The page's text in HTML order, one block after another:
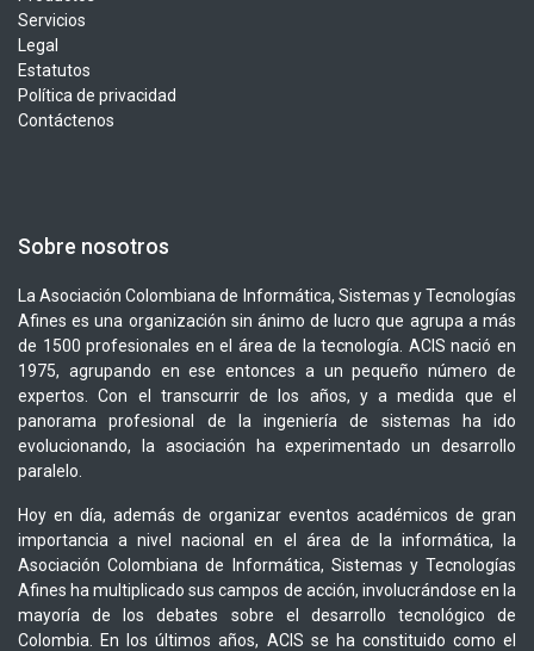
Servicios
Legal
Estatutos
Política de privacidad
Contáctenos
Sobre nosotros
La Asociación Colombiana de Informática, Sistemas y Tecnologías
Afines es una organización sin ánimo de lucro que agrupa a más
de 1500 profesionales en el área de la tecnología. ACIS nació en
1975, agrupando en ese entonces a un pequeño número de
expertos. Con el transcurrir de los años, y a medida que el
panorama profesional de la ingeniería de sistemas ha ido
evolucionando, la asociación ha experimentado un desarrollo
paralelo.
Hoy en día, además de organizar eventos académicos de gran
importancia a nivel nacional en el área de la informática, la
Asociación Colombiana de Informática, Sistemas y Tecnologías
Afines ha multiplicado sus campos de acción, involucrándose en la
mayoría de los debates sobre el desarrollo tecnológico de
Colombia. En los últimos años, ACIS se ha constituido como el